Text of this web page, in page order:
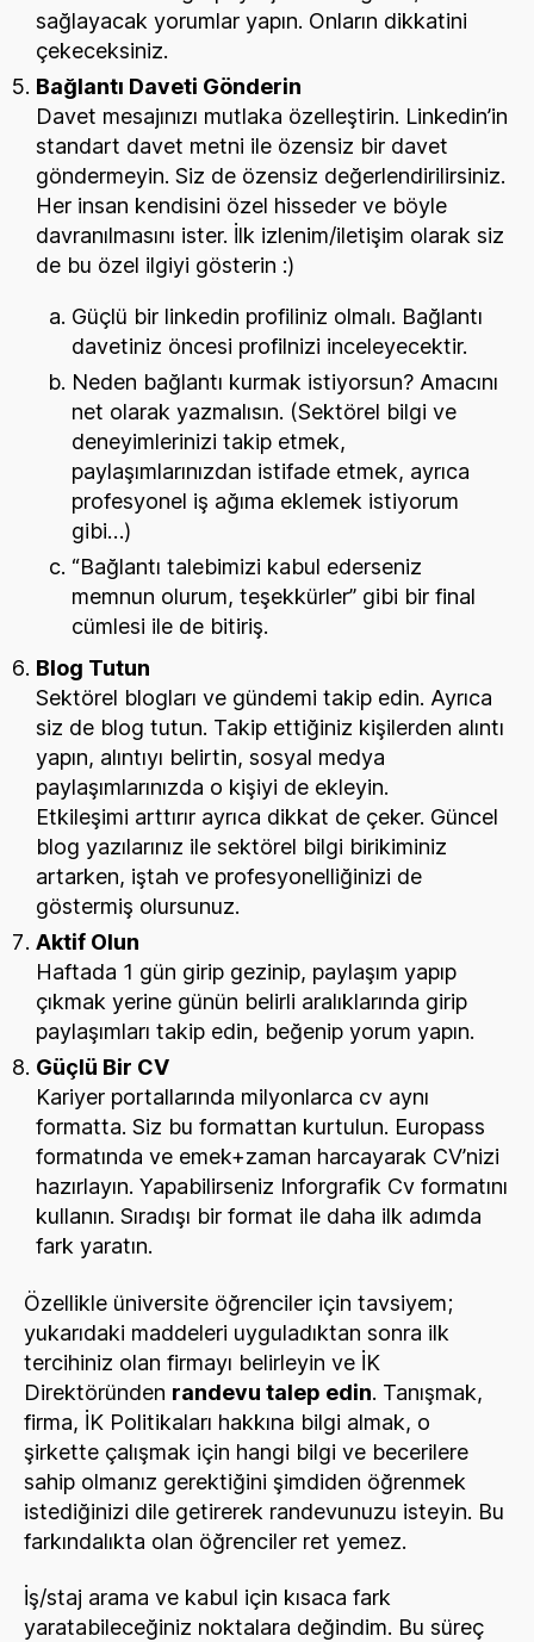
sağlayacak yorumlar yapın. Onların dikkatini
çekeceksiniz.
Bağlantı Daveti Gönderin
Davet mesajınızı mutlaka özelleştirin. Linkedin’in
standart davet metni ile özensiz bir davet
göndermeyin. Siz de özensiz değerlendirilirsiniz.
Her insan kendisini özel hisseder ve böyle
davranılmasını ister. İlk izlenim/iletişim olarak siz
de bu özel ilgiyi gösterin :)
Güçlü bir linkedin profiliniz olmalı. Bağlantı
davetiniz öncesi profilnizi inceleyecektir.
Neden bağlantı kurmak istiyorsun? Amacını
net olarak yazmalısın. (Sektörel bilgi ve
deneyimlerinizi takip etmek,
paylaşımlarınızdan istifade etmek, ayrıca
profesyonel iş ağıma eklemek istiyorum
gibi…)
“Bağlantı talebimizi kabul ederseniz
memnun olurum, teşekkürler” gibi bir final
cümlesi ile de bitiriş.
Blog Tutun
Sektörel blogları ve gündemi takip edin. Ayrıca
siz de blog tutun. Takip ettiğiniz kişilerden alıntı
yapın, alıntıyı belirtin, sosyal medya
paylaşımlarınızda o kişiyi de ekleyin.
Etkileşimi arttırır ayrıca dikkat de çeker. Güncel
blog yazılarınız ile sektörel bilgi birikiminiz
artarken, iştah ve profesyonelliğinizi de
göstermiş olursunuz.
Aktif Olun
Haftada 1 gün girip gezinip, paylaşım yapıp
çıkmak yerine günün belirli aralıklarında girip
paylaşımları takip edin, beğenip yorum yapın.
Güçlü Bir CV
Kariyer portallarında milyonlarca cv aynı
formatta. Siz bu formattan kurtulun. Europass
formatında ve emek+zaman harcayarak CV’nizi
hazırlayın. Yapabilirseniz Inforgrafik Cv formatını
kullanın. Sıradışı bir format ile daha ilk adımda
fark yaratın.
Özellikle üniversite öğrenciler için tavsiyem;
yukarıdaki maddeleri uyguladıktan sonra ilk
tercihiniz olan firmayı belirleyin ve İK
Direktöründen randevu talep edin. Tanışmak,
firma, İK Politikaları hakkına bilgi almak, o
şirkette çalışmak için hangi bilgi ve becerilere
sahip olmanız gerektiğini şimdiden öğrenmek
istediğinizi dile getirerek randevunuzu isteyin. Bu
farkındalıkta olan öğrenciler ret yemez.
İş/staj arama ve kabul için kısaca fark
yaratabileceğiniz noktalara değindim. Bu süreç